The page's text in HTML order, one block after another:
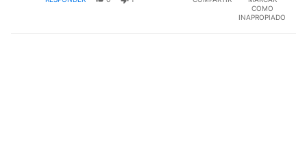
COMO
INAPROPIADO